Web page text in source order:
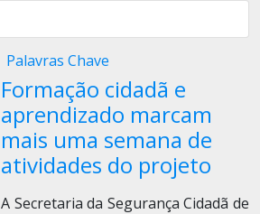
Palavras Chave
Formação cidadã e
aprendizado marcam
mais uma semana de
atividades do projeto
A Secretaria da Segurança Cidadã de